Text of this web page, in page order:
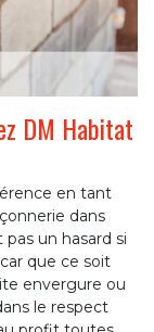
DM Habitat
en tant
dans
un hasard si
que ce soit
envergure ou
le respect